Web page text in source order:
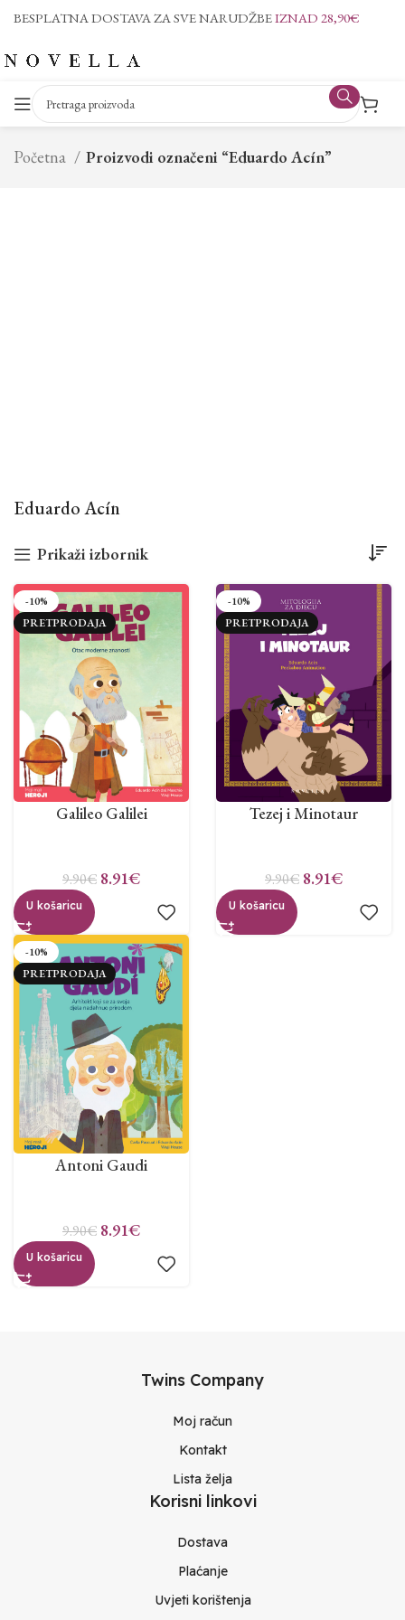
BESPLATNA DOSTAVA ZA SVE NARUDŽBEIZNAD 28,90€
Početna Proizvodi označeni “Eduardo Acín”
Eduardo Acín
Prikaži izbornik
-10%
PRETPRODAJA
Galileo Galilei
9.90€ 8.91€
U košaricu
-10%
PRETPRODAJA
Tezej i Minotaur
9.90€ 8.91€
U košaricu
-10%
PRETPRODAJA
Antoni Gaudi
9.90€ 8.91€
U košaricu
Twins Company
Moj račun
Kontakt
Lista želja
Korisni linkovi
Dostava
Plaćanje
Uvjeti korištenja